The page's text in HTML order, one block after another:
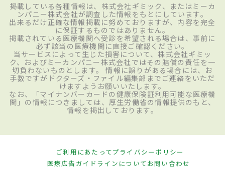
掲載している各種情報は、株式会社ギミック、またはミーカ
ンパニー株式会社が調査した情報をもとにしています。
出来るだけ正確な情報掲載に努めておりますが、内容を完全
に保証するものではありません。
掲載されている医療機関へ受診を希望される場合は、事前に
必ず該当の医療機関に直接ご確認ください。
当サービスによって生じた損害について、株式会社ギミッ
ク、およびミーカンパニー株式会社ではその賠償の責任を一
切負わないものとします。 情報に誤りがある場合には、お
手数ですがドクターズ・ファイル編集部までご連絡をいただ
けますようお願いいたします。
なお、「マイナンバーカードの健康保険証利用可能な医療機
関」の情報につきましては、厚生労働省の情報提供のもと、
情報を掲出しております。
ご利用にあたってプライバシーポリシー
医療広告ガイドラインについてお問い合わせ